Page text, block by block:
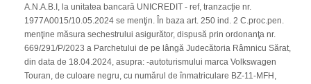
A.N.A.B.I, la unitatea bancară UNICREDIT - ref, tranzacţie nr.
1977A0015/10.05.2024 se menţin. În baza art. 250 ind. 2 C.proc.pen.
menţine măsura sechestrului asigurător, dispusă prin ordonanţa nr.
669/291/P/2023 a Parchetului de pe lângă Judecătoria Râmnicu Sărat,
din data de 18.04.2024, asupra: -autoturismului marca Volkswagen
Touran, de culoare negru, cu numărul de înmatriculare BZ-11-MFH,